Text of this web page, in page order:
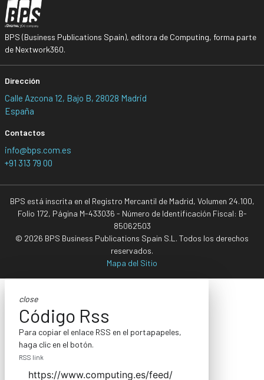
BPS (Business Publications Spain), editora de Computing, forma parte
de Nextwork360.
Dirección
Calle Azcona 12, Bajo B, 28028 Madrid
España
Contactos
info@bps.com.es
+91 313 79 00
BPS está inscrita en el Registro Mercantil de Madrid, Volumen 24.100,
Folio 172, Página M-433036 - Número de Identificación Fiscal: B-
85062503
© 2026 BPS Business Publications Spain S.L. Todos los derechos
reservados.
Mapa del Sitio
close
Código Rss
Para copiar el enlace RSS en el portapapeles,
haga clic en el botón.
RSS link